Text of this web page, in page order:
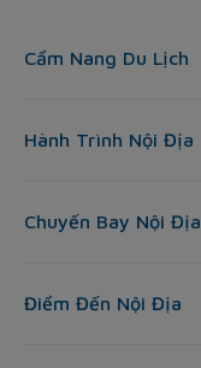
Cẩm Nang Du Lịch
Hành Trình Nội Địa
Chuyến Bay Nội Địa
Điểm Đến Nội Địa